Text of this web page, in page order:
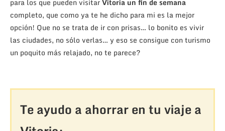
para los que pueden visitarVitoria un fin de semana
completo, que como ya te he dicho para mi es la mejor
opción! Que no se trata de ir con prisas… lo bonito es vivir
las ciudades, no sólo verlas… y eso se consigue con turismo
un poquito más relajado, no te parece?
Te ayudo a ahorrar en tu viaje a